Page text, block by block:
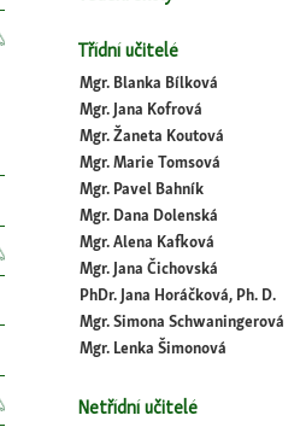
Třídní učitelé
Mgr. Blanka Bílková
Mgr. Jana Kofrová
Mgr. Žaneta Koutová
Mgr. Marie Tomsová
Mgr. Pavel Bahník
Mgr. Dana Dolenská
Mgr. Alena Kafková
Mgr. Jana Čichovská
PhDr. Jana Horáčková, Ph. D.
Mgr. Simona Schwaningerová
Mgr. Lenka Šimonová
Netřídní učitelé